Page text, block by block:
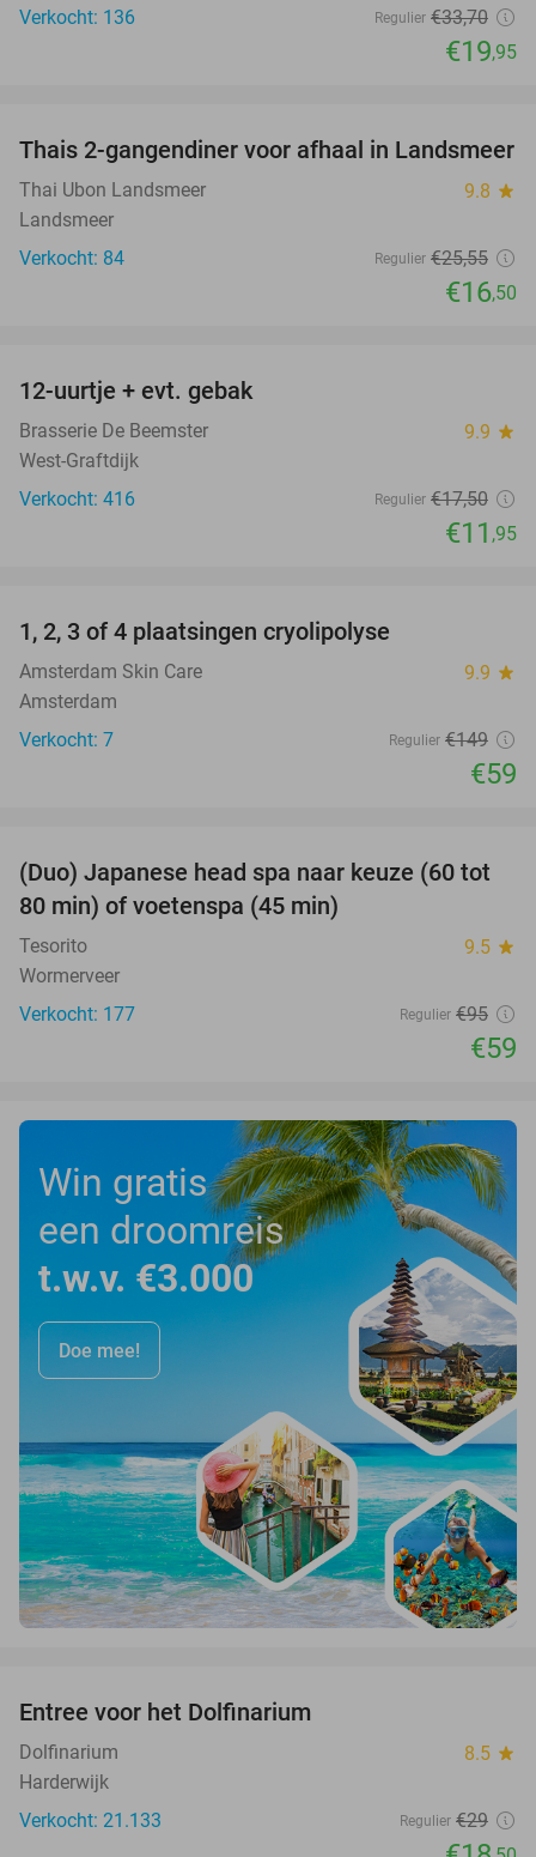
Verkocht: 136 Regulier €33,70
€19,95
35%
Thais 2-gangendiner voor afhaal in Landsmeer
Thai Ubon Landsmeer 9.8 star
Landsmeer
Verkocht: 84
Regulier €25,55
€16,50
12-uurtje + evt. gebak
Brasserie De Beemster 9.9 star
West-Graftdijk
Verkocht: 416
Regulier €17,50
€11 ,95
1, 2, 3 of 4 plaatsingen cryolipolyse
Amsterdam Skin Care 9.9 star
Amsterdam
Verkocht: 7
Regulier €149
€59
38%
(Duo) Japanese head spa naar keuze (60 tot
80 min) of voetenspa (45 min)
Tesorito 9.5 star
Wormerveer
Verkocht: 177
Regulier €95
€59
Win gratis
een droomreis
t.w.v. €3.000
Doe mee!
Entree voor het Dolfinarium
Dolfinarium 8.5 star
Harderwijk
Verkocht: 21.133
Regulier €29